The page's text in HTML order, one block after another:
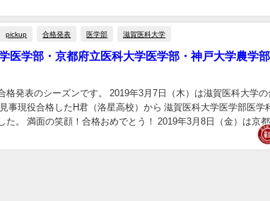
pickup 合格発表 医学部 滋賀医科大学
医学部・京都府立医科大学医学部・神戸大学農学
格発表のシーズンです。 2019年3月7日（木）は滋賀医科大学の
事現役合格したH君（洛星高校）から 滋賀医科大学医学部医学
た。 満面の笑顔！合格おめでとう！ 2019年3月8日（金）は京都